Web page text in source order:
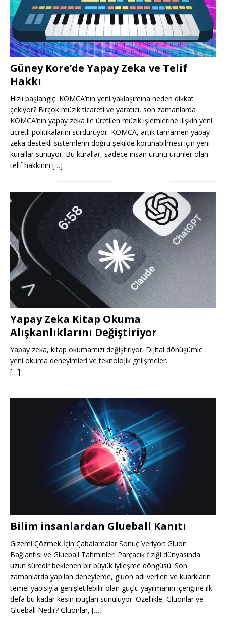
Güney Kore’de Yapay Zeka ve Telif
Hakkı
Hızlı başlangıç: KOMCA’nın yeni yaklaşımına neden dikkat
çekiyor? Birçok müzik ticareti ve yaratıcı, son zamanlarda
KOMCA’nın yapay zeka ile üretilen müzik işlemlerine ilişkin yeni
ücretli politikalarını sürdürüyor. KOMCA, artık tamamen yapay
zeka destekli sistemlerin doğru şekilde korunabilmesi için yeni
kurallar sunuyor. Bu kurallar, sadece insan ürünü ürünler olan
telif hakkının […]
Yapay Zeka Kitap Okuma
Alışkanlıklarını Değiştiriyor
Yapay zeka, kitap okumamızı değiştiriyor. Dijital dönüşümle
yeni okuma deneyimleri ve teknolojik gelişmeler.
[…]
Bilim insanlardan Glueball Kanıtı
Gizemi Çözmek İçin Çabalamalar Sonuç Veriyor: Gluon
Bağlantısı ve Glueball Tahminleri Parçacık fiziği dünyasında
uzun süredir beklenen bir büyük iyileşme döngüsü. Son
zamanlarda yapılan deneylerde, gluon adı verilen ve kuarkların
temel yapısıyla genişletilebilir olan güçlü yayılmanın içeriğine ilk
defa bu kadar kesin ipuçları sunuluyor. Özellikle, Gluonlar ve
Glueball Nedir? Gluonlar, […]